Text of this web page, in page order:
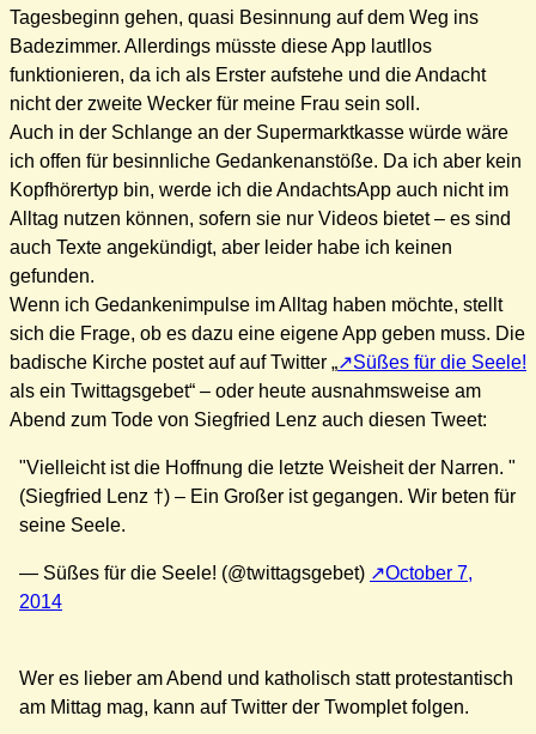
Tagesbeginn gehen, quasi Besinnung auf dem Weg ins
Badezimmer. Allerdings müsste diese App lautllos
funktionieren, da ich als Erster aufstehe und die Andacht
nicht der zweite Wecker für meine Frau sein soll.
Auch in der Schlange an der Supermarktkasse würde wäre
ich offen für besinnliche Gedankenanstöße. Da ich aber kein
Kopfhörertyp bin, werde ich die AndachtsApp auch nicht im
Alltag nutzen können, sofern sie nur Videos bietet – es sind
auch Texte angekündigt, aber leider habe ich keinen
gefunden.
Wenn ich Gedankenimpulse im Alltag haben möchte, stellt
sich die Frage, ob es dazu eine eigene App geben muss. Die
badische Kirche postet auf auf Twitter „
Süßes für die Seele!
als ein Twittagsgebet“ – oder heute ausnahmsweise am
Abend zum Tode von Siegfried Lenz auch diesen Tweet:
"Vielleicht ist die Hoffnung die letzte Weisheit der Narren. "
(Siegfried Lenz †) – Ein Großer ist gegangen. Wir beten für
seine Seele.
— Süßes für die Seele! (@twittagsgebet)
October 7,
2014
Wer es lieber am Abend und katholisch statt protestantisch
am Mittag mag, kann auf Twitter der Twomplet folgen.